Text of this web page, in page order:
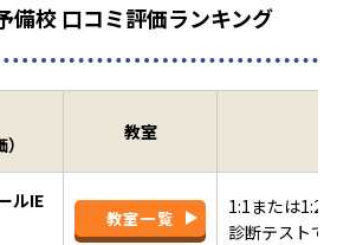
備校 口コミ評価ランキング
教室
ルIE
教室一覧
1:1または1:2
診断テストで